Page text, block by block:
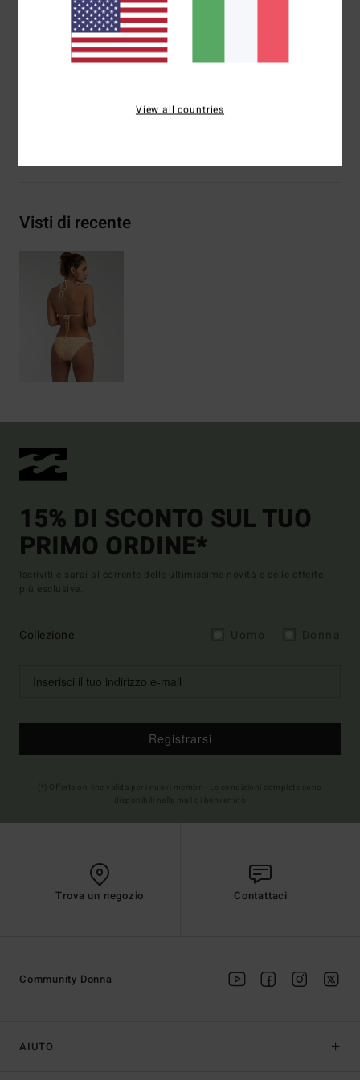
Chiusura:chiusura con nodi laterali
Marcatura:ricamo posteriore
Visti di recente
15% DI SCONTO SUL TUO
PRIMO ORDINE*
Iscriviti e sarai al corrente delle ultimissime novità e delle offerte
più esclusive.
Collezione
Registrarsi
Trova un negozio Contattaci
AIUTO
Community Donna
View all countries